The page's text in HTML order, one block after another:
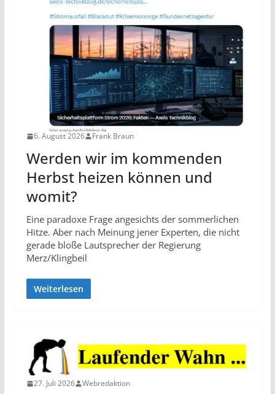
6. August 2026 Frank Braun
Werden wir im kommenden
Herbst heizen können und
womit?
Eine paradoxe Frage angesichts der sommerlichen
Hitze. Aber nach Meinung jener Experten, die nicht
gerade bloße Lautsprecher der Regierung
Merz/Klingbeil
Weiterlesen
27. Juli 2026 Webredaktion